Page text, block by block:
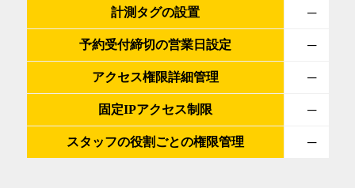
計測タグの設置 ─
予約受付締切の営業日設定 ─
アクセス権限詳細管理 ─
固定IPアクセス制限 ─
スタッフの役割ごとの権限管理 ─